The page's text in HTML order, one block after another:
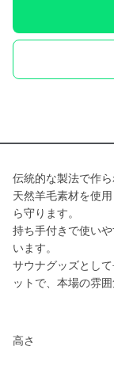
伝統的な製法で作ら
天然羊毛素材を使
ら守ります。
持ち手付きで使い
います。
サウナグッズとし
ットで、本場の雰囲
高さ